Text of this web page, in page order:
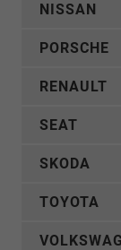
NISSAN
PORSCHE
RENAULT
SEAT
SKODA
TOYOTA